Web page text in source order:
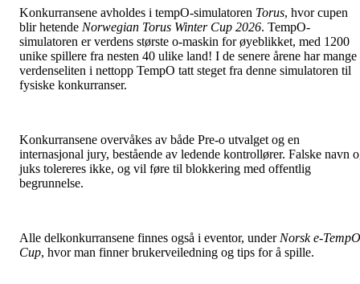
Konkurransene avholdes i tempO-simulatoren Torus, hvor cupen
blir hetende Norwegian Torus Winter Cup 2026. TempO-
simulatoren er verdens største o-maskin for øyeblikket, med 1200
unike spillere fra nesten 40 ulike land! I de senere årene har mange
verdenseliten i nettopp TempO tatt steget fra denne simulatoren til
fysiske konkurranser.
Konkurransene overvåkes av både Pre-o utvalget og en
internasjonal jury, bestående av ledende kontrollører. Falske navn
juks tolereres ikke, og vil føre til blokkering med offentlig
begrunnelse.
Alle delkonkurransene finnes også i eventor, under Norsk e-TempO
Cup, hvor man finner brukerveiledning og tips for å spille.